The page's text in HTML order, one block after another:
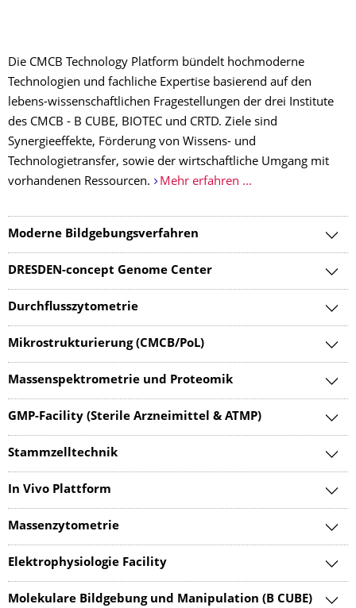
Die CMCB Technology Platform bündelt hochmoderne
Technologien und fachliche Expertise basierend auf den
lebens-wissenschaftlichen Fragestellungen der drei Institute
des CMCB - B CUBE, BIOTEC und CRTD. Ziele sind
Synergieeffekte, Förderung von Wissens- und
Technologietransfer, sowie der wirtschaftliche Umgang mit
vorhandenen Ressourcen.
Mehr erfahren ...
Moderne Bildgebungsverfahren
DRESDEN-concept Genome Center
Durchflusszytometrie
Mikrostrukturierung (CMCB/PoL)
Massenspektrometrie und Proteomik
GMP-Facility (Sterile Arzneimittel & ATMP)
Stammzelltechnik
In Vivo Plattform
Massenzytometrie
Elektrophysiologie Facility
Molekulare Bildgebung und Manipulation (B CUBE)